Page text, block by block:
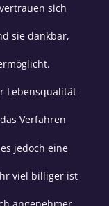
sich
sie dankbar,
Lebensqualität
Verfahren
jedoch eine
viel billiger ist